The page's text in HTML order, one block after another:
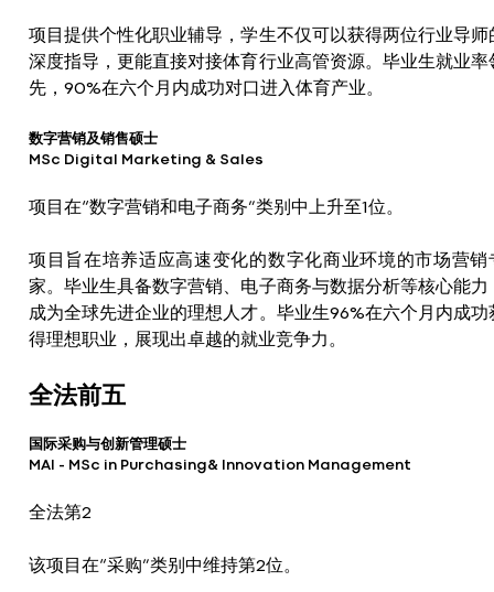
项目提供个性化职业辅导，学生不仅可以获得两位行业导师
深度指导，更能直接对接体育行业高管资源。毕业生就业率
先，90%在六个月内成功对口进入体育产业。
数字营销及销售硕士
MSc Digital Marketing & Sales
项目在“数字营销和电子商务”类别中上升至1位。
项目旨在培养适应高速变化的数字化商业环境的市场营销
家。毕业生具备数字营销、电子商务与数据分析等核心能力
成为全球先进企业的理想人才。毕业生96%在六个月内成功
得理想职业，展现出卓越的就业竞争力。
全法前五
国际采购与创新管理硕士
MAI - MSc in Purchasing& Innovation Management
全法第2
该项目在“采购”类别中维持第2位。